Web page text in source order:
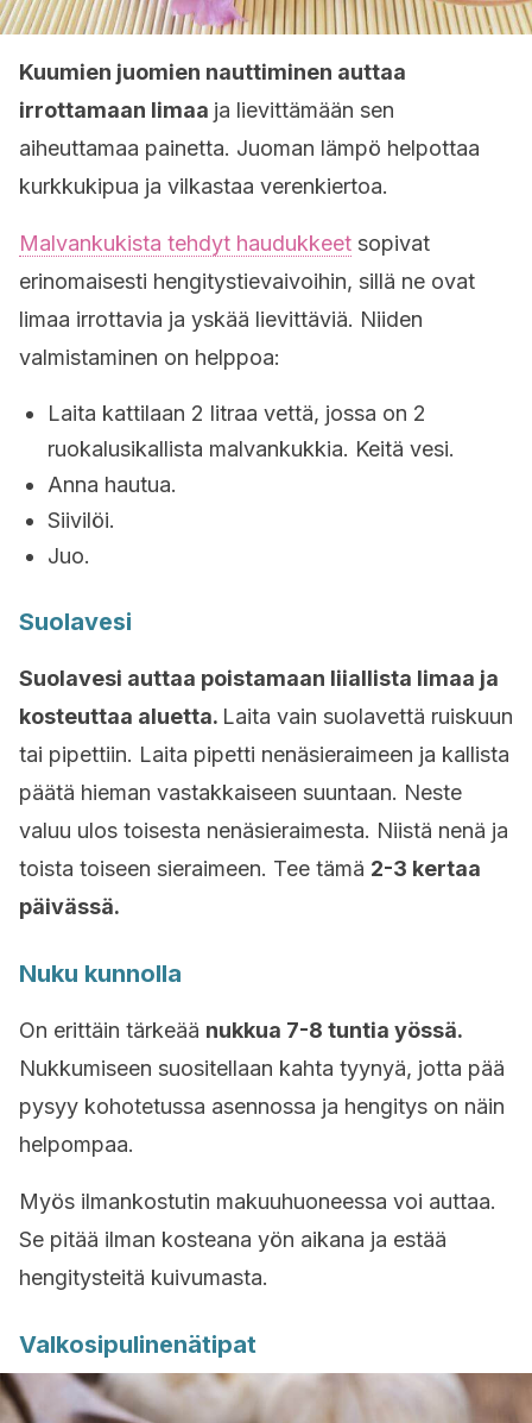
Kuumien juomien nauttiminen auttaa
irrottamaan limaa ja lievittämään sen
aiheuttamaa painetta. Juoman lämpö helpottaa
kurkkukipua ja vilkastaa verenkiertoa.
Malvankukista tehdyt haudukkeet sopivat
erinomaisesti hengitystievaivoihin, sillä ne ovat
limaa irrottavia ja yskää lievittäviä. Niiden
valmistaminen on helppoa:
Laita kattilaan 2 litraa vettä, jossa on 2
ruokalusikallista malvankukkia. Keitä vesi.
Anna hautua.
Siivilöi.
Juo.
Suolavesi
Suolavesi auttaa poistamaan liiallista limaa ja
kosteuttaa aluetta. Laita vain suolavettä ruiskuun
tai pipettiin. Laita pipetti nenäsieraimeen ja kallista
päätä hieman vastakkaiseen suuntaan. Neste
valuu ulos toisesta nenäsieraimesta. Niistä nenä ja
toista toiseen sieraimeen. Tee tämä 2-3 kertaa
päivässä.
Nuku kunnolla
On erittäin tärkeää nukkua 7-8 tuntia yössä.
Nukkumiseen suositellaan kahta tyynyä, jotta pää
pysyy kohotetussa asennossa ja hengitys on näin
helpompaa.
Myös ilmankostutin makuuhuoneessa voi auttaa.
Se pitää ilman kosteana yön aikana ja estää
hengitysteitä kuivumasta.
Valkosipulinenätipat